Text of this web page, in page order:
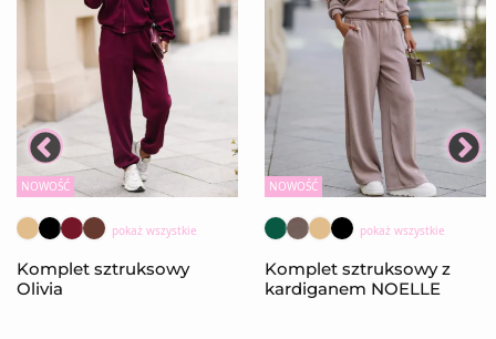
NOWOŚĆ
pokaż wszystkie
Komplet sztruksowy
Olivia
NOWOŚĆ
pokaż wszystkie
Komplet sztruksowy z
kardiganem NOELLE